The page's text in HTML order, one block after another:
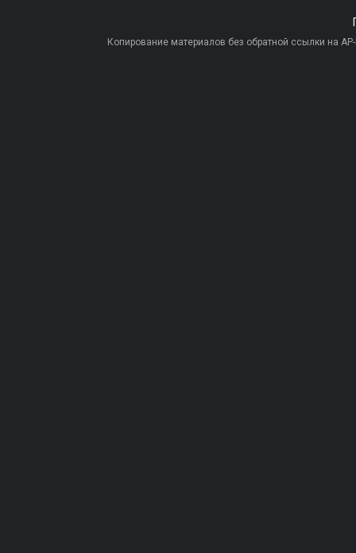
Копирование материалов без обратной ссылки на